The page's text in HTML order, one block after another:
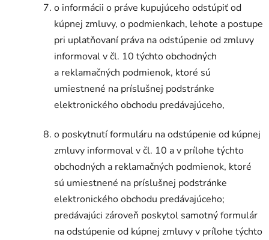
o informácii o práve kupujúceho odstúpiť od
kúpnej zmluvy, o podmienkach, lehote a postupe
pri uplatňovaní práva na odstúpenie od zmluvy
informoval v čl. 10 týchto obchodných
a reklamačných podmienok, ktoré sú
umiestnené na príslušnej podstránke
elektronického obchodu predávajúceho,
o poskytnutí formuláru na odstúpenie od kúpnej
zmluvy informoval v čl. 10 a v prílohe týchto
obchodných a reklamačných podmienok, ktoré
sú umiestnené na príslušnej podstránke
elektronického obchodu predávajúceho;
predávajúci zároveň poskytol samotný formulár
na odstúpenie od kúpnej zmluvy v prílohe týchto